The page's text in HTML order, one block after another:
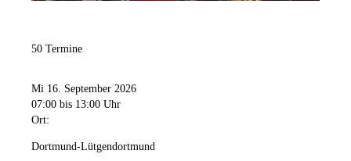
50 Termine
Mi 16. September 2026
07:00 bis 13:00 Uhr
Ort:
Dortmund-Lütgendortmund